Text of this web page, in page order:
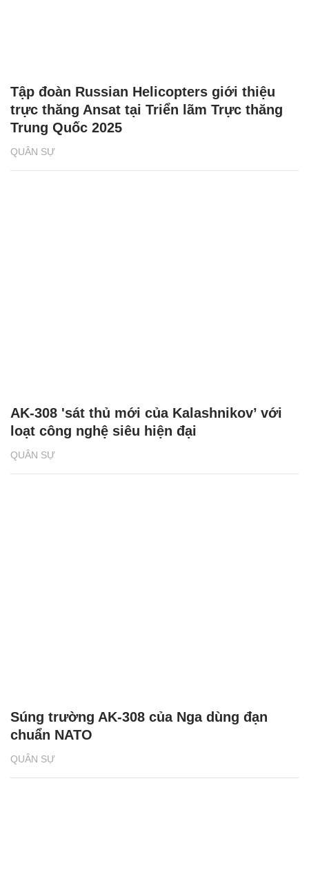
QUÂN SỰ
Tập đoàn Russian Helicopters giới thiệu
trực thăng Ansat tại Triển lãm Trực thăng
Trung Quốc 2025
QUÂN SỰ
AK-308 'sát thủ mới của Kalashnikov’ với
loạt công nghệ siêu hiện đại
QUÂN SỰ
Súng trường AK-308 của Nga dùng đạn
chuẩn NATO